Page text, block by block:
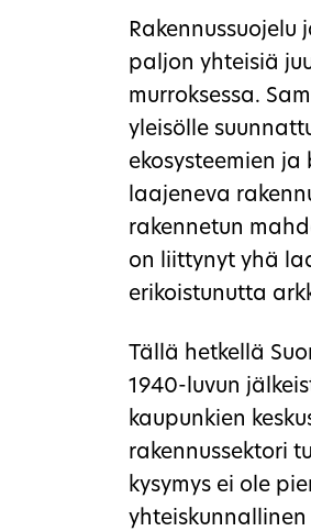
paljon yhteisiä
murroksessa.
yleisölle
ekosysteemien
laajeneva
rakennetun
on liittynyt yhä
erikoistunutta
Tällä hetkellä
1940-luvun
kaupunkien
rakennussektori
kysymys ei ole